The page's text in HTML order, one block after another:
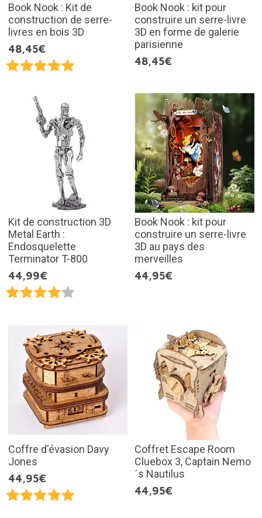
Book Nook : Kit de
construction de serre-
livres en bois 3D
48,45€
Book Nook : kit pour
construire un serre-livre
3D en forme de galerie
parisienne
48,45€
Kit de construction 3D
Metal Earth :
Endosquelette
Terminator T-800
44,99€
Book Nook : kit pour
construire un serre-livre
3D au pays des
merveilles
44,95€
Coffre d'évasion Davy
Jones
44,95€
Coffret Escape Room
Cluebox 3, Captain Nemo
´s Nautilus
44,95€